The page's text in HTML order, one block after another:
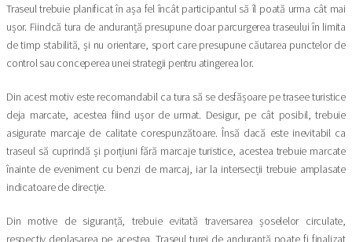
Traseul trebuie planificat în așa fel încât participantul să îl poată urma cât mai
ușor. Fiindcă tura de anduranță presupune doar parcurgerea traseului în limita
de timp stabilită, și nu orientare, sport care presupune căutarea punctelor de
control sau conceperea unei strategii pentru atingerea lor.
Din acest motiv este recomandabil ca tura să se desfășoare pe trasee turistice
deja marcate, acestea fiind ușor de urmat. Desigur, pe cât posibil, trebuie
asigurate marcaje de calitate corespunzătoare. Însă dacă este inevitabil ca
traseul să cuprindă și porțiuni fără marcaje turistice, acestea trebuie marcate
înainte de eveniment cu benzi de marcaj, iar la intersecții trebuie amplasate
indicatoare de direcție.
Din motive de siguranță, trebuie evitată traversarea șoselelor circulate,
respectiv deplasarea pe acestea. Traseul turei de anduranță poate fi finalizat